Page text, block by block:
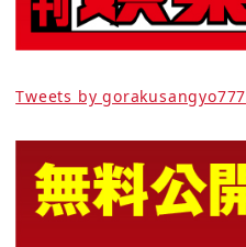
Tweets by gorakusangyo777